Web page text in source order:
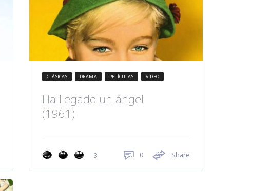
CLÁSICAS DRAMA PELÍCULAS VIDEO
Ha llegado un ángel
(1961)
3 0 Share